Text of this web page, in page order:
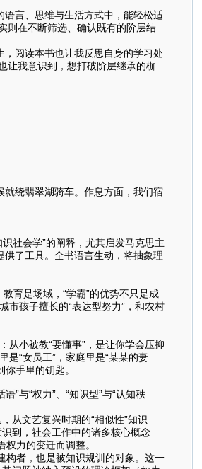
语言、思维与生活方式中，能轻松适
则在不断筛选、确认既有的阶层结
阅读本书也让我反思自身的学习处
让我意识到，想打破阶层继承的枷
绕翡翠湖骑车。作息方面，我们宿
社会学”的阐释，尤其启发马克思主
了工具。全书语言生动，将抽象理
育是场域，“学霸”的优势不只是成
市孩子擅长的“表达型努力”，和农村
小被教“要懂事”，是让你学会压抑
“女员工”，家庭里是“某某的妻
手里的钥匙。
与“权力”、“知识型”与“认知秩
从文艺复兴时期的“相似性”知识
到，社会工作中的诸多核心概念
权力的变迁而调整。
构者，也是被知识规训的对象。这一